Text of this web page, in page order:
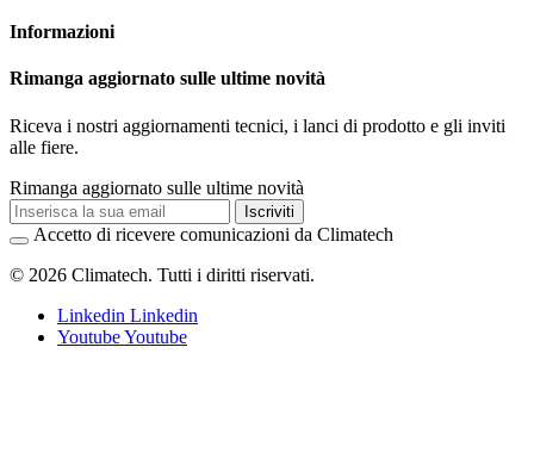
Informazioni
Rimanga aggiornato sulle ultime novità
Riceva i nostri aggiornamenti tecnici, i lanci di prodotto e gli inviti
alle fiere.
Rimanga aggiornato sulle ultime novità
Iscriviti
Accetto di ricevere comunicazioni da Climatech
© 2026 Climatech. Tutti i diritti riservati.
Linkedin Linkedin
YoutubeYoutube